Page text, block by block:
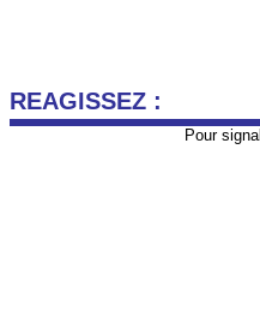
REAGISSEZ :
Pour